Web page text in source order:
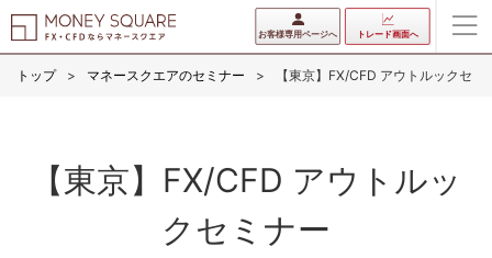
お客様専用ページへ トレード画面へ
トップ マネースクエアのセミナー 【東京】FX/CFD アウトルックセミ
【東京】FX/CFD アウトルッ
クセミナー